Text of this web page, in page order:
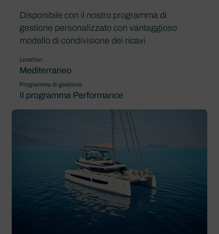
Disponibile con il nostro programma di
gestione personalizzato con vantaggioso
modello di condivisione dei ricavi
Location
Mediterraneo
Programma di gestione
Il programma Performance